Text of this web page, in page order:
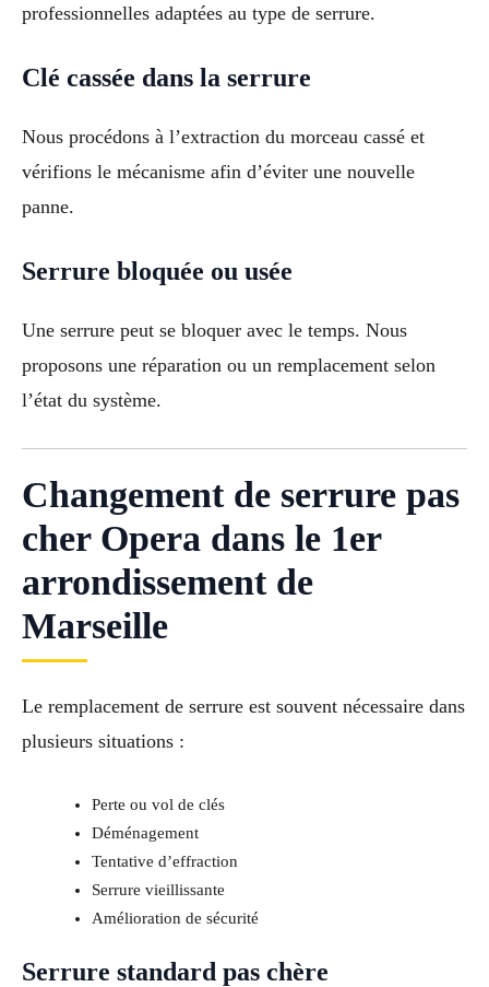
professionnelles adaptées au type de serrure.
Clé cassée dans la serrure
Nous procédons à l’extraction du morceau cassé et
vérifions le mécanisme afin d’éviter une nouvelle
panne.
Serrure bloquée ou usée
Une serrure peut se bloquer avec le temps. Nous
proposons une réparation ou un remplacement selon
l’état du système.
Changement de serrure pas
cher Opera dans le 1er
arrondissement de
Marseille
Le remplacement de serrure est souvent nécessaire dans
plusieurs situations :
Perte ou vol de clés
Déménagement
Tentative d’effraction
Serrure vieillissante
Amélioration de sécurité
Serrure standard pas chère